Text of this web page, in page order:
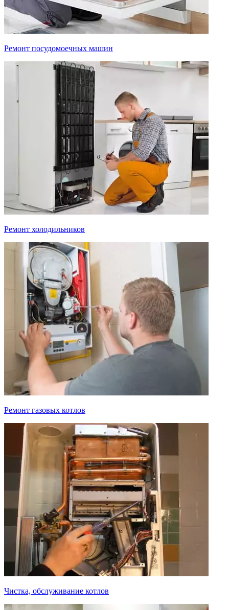
Ремонт посудомоечных машин
Ремонт холодильников
Ремонт газовых котлов
Чистка, обслуживание котлов